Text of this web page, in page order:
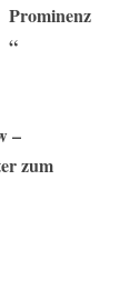
Prominenz
“
–
zum